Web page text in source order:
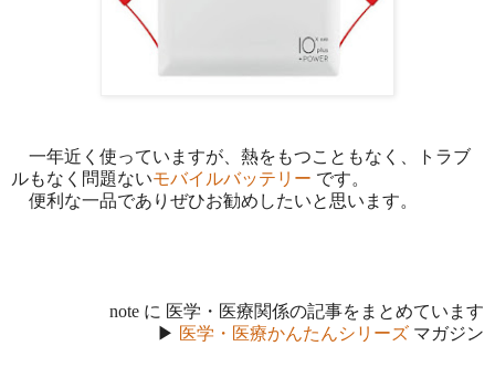
一年近く使っていますが、熱をもつこともなく、トラブ
ルもなく問題ないモバイルバッテリー です。
便利な一品でありぜひお勧めしたいと思います。
note に 医学・医療関係の記事をまとめています
▶ 医学・医療かんたんシリーズ マガジン